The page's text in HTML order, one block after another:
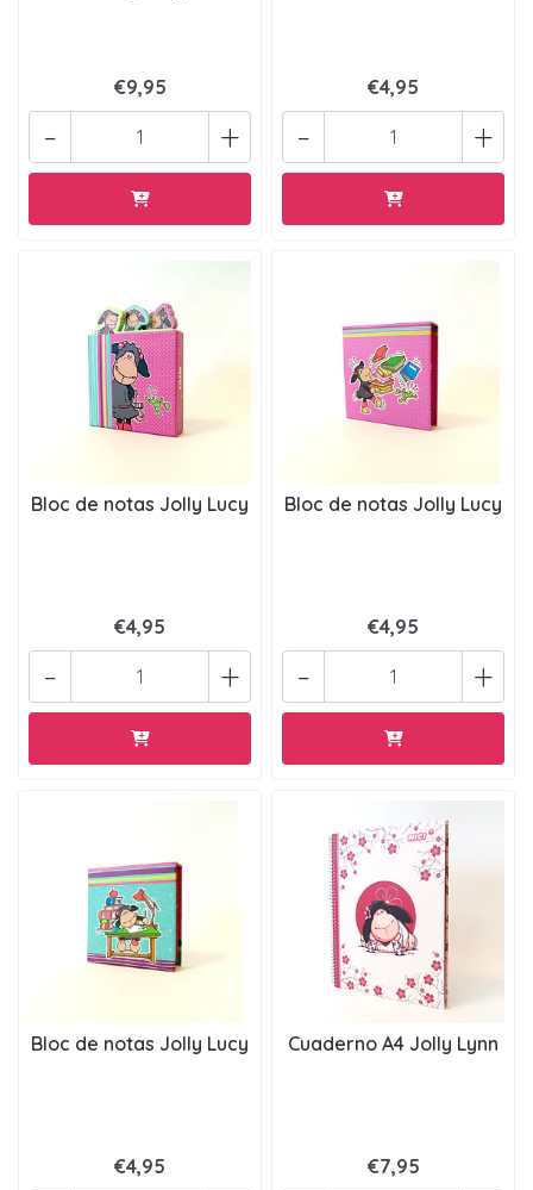
€9,95
+
-
€4,95
+
-
Bloc de notas Jolly Lucy
€4,95
+
-
Bloc de notas Jolly Lucy
€4,95
+
-
Bloc de notas Jolly Lucy
€4,95
Cuaderno A4 Jolly Lynn
€7,95